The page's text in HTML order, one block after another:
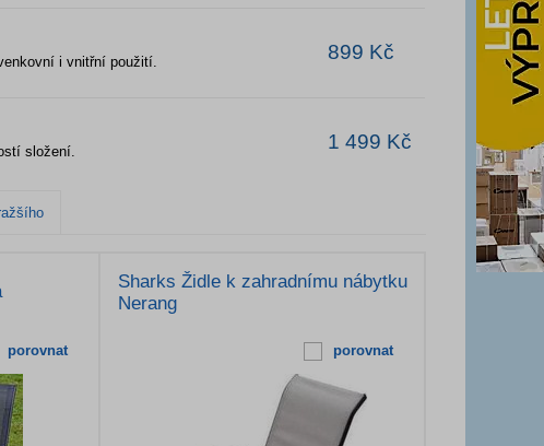
i vnitřní použití.
899 Kč
složení.
1 499 Kč
porovnat
Sharks Židle k zahradnímu nábytku
Nerang
porovnat